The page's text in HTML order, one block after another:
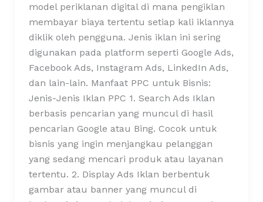
model periklanan digital di mana pengiklan
membayar biaya tertentu setiap kali iklannya
diklik oleh pengguna. Jenis iklan ini sering
digunakan pada platform seperti Google Ads,
Facebook Ads, Instagram Ads, LinkedIn Ads,
dan lain-lain. Manfaat PPC untuk Bisnis:
Jenis-Jenis Iklan PPC 1. Search Ads Iklan
berbasis pencarian yang muncul di hasil
pencarian Google atau Bing. Cocok untuk
bisnis yang ingin menjangkau pelanggan
yang sedang mencari produk atau layanan
tertentu. 2. Display Ads Iklan berbentuk
gambar atau banner yang muncul di